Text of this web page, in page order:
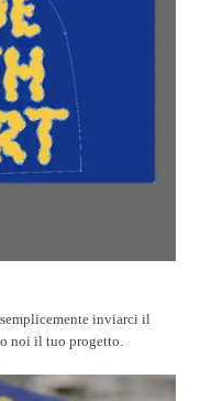
inviarci il
noi il tuo progetto.